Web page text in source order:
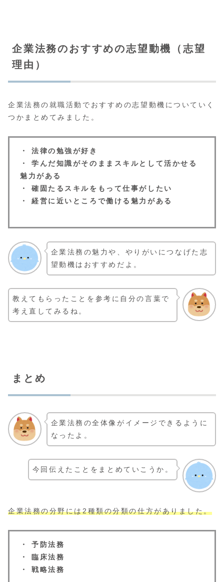
企業法務のおすすめの志望動機（志望
理由）
企業法務の就職活動でおすすめの志望動機についていく
つかまとめてみました。
・ 法律の勉強が好き
・ 学んだ知識がそのままスキルとして活かせる
魅力がある
・ 確固たるスキルをもって仕事がしたい
・ 経営に近いところで働ける魅力がある
企業法務の魅力や、やりがいにつなげた志
望動機はおすすめだよ。
教えてもらったことを参考に自分の言葉で
考え直してみるね。
まとめ
企業法務の全体像がイメージできるように
なったよ。
今回伝えたことをまとめていこうか。
企業法務の分野には2種類の分類の仕方がありました。
・ 予防法務
・ 臨床法務
・ 戦略法務